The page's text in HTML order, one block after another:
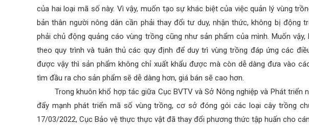
của hai loại mã số này. Vì vậy, muốn tạo sự khác biệt của việc quản lý vùng
bản thân người nông dân cần phải thay đổi tư duy, nhận thức, không bị động
phải chủ động quảng cáo vùng trồng cũng như sản phẩm của mình. Muốn
theo quy trình và tuân thủ các quy định để duy trì vùng trồng đáp ứng các
được vậy thì sản phẩm không chỉ xuất khẩu được mà còn dễ dàng đưa vào
tìm đầu ra cho sản phẩm sẽ dễ dàng hơn, giá bán sẽ cao hơn.
Trong khuôn khổ hợp tác giữa Cục BVTV và Sở Nông nghiệp và Phát triển
đẩy mạnh phát triển mã số vùng trồng, cơ sở đóng gói các loại cây trồng
17/03/2022, Cục Bảo vệ thực thực vật đã thay đổi phương thức tập huấn cho